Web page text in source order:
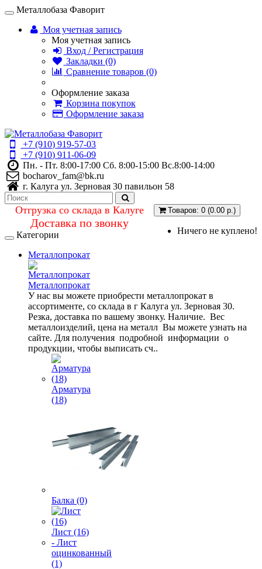
Металлобаза Фаворит
Моя учетная запись
Моя учетная запись
Вход / Регистрация
Закладки (0)
Сравнение товаров (0)
Оформление заказа
Корзина покупок
Оформление заказа
+7 (910) 919-57-03
+7 (910) 911-06-09
Пн. - Пт. 8:00-17:00 Сб. 8:00-15:00 Вс.8:00-14:00
bocharov_fam@bk.ru
г. Калуга ул. Зерновая 30 павильон 58
Товаров: 0 (0.00 р.)
Ничего не куплено!
Отгрузка со склада в Калуге
Доставка по звонку
Категории
Металлопрокат
Металлопрокат
У нас вы можете приобрести металлопрокат в
ассортименте, со склада в г Калуга ул. Зерновая 30.
Резка, доставка по вашему звонку. Наличие. Вес
металлоизделий, цена на металл Вы можете узнать на
сайте. Для получения подробной информации о
продукции, чтобы выписать сч..
Арматура
(18)
Балка (0)
Лист (16)
- Лист
оцинкованный
(1)